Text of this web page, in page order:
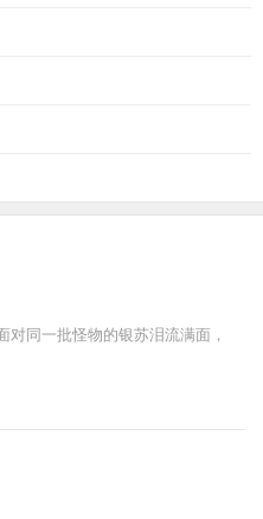
同一批怪物的银苏泪流满面，